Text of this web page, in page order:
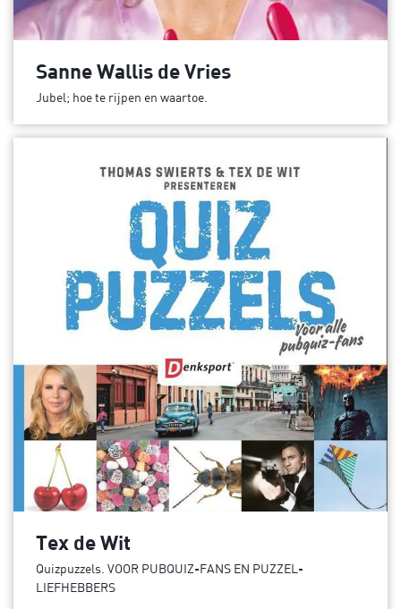
Sanne Wallis de Vries
Jubel; hoe te rijpen en waartoe.
Tex de Wit
Quizpuzzels. VOOR PUBQUIZ-FANS EN PUZZEL-
LIEFHEBBERS